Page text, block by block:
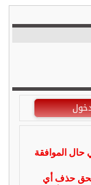
حال الموافقة
بحق حذف أي